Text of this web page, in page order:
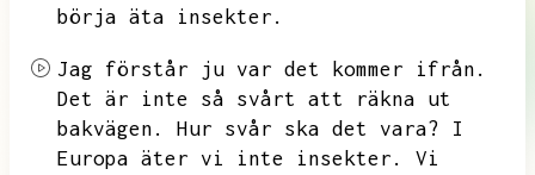
börja äta insekter.
Jag förstår ju var det kommer ifrån.
Det är inte så svårt att räkna ut
bakvägen.
Hur svår ska det vara?
I
Europa äter vi inte insekter.
Vi